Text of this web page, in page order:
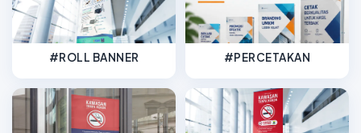
#ROLL BANNER #PERCETAKAN